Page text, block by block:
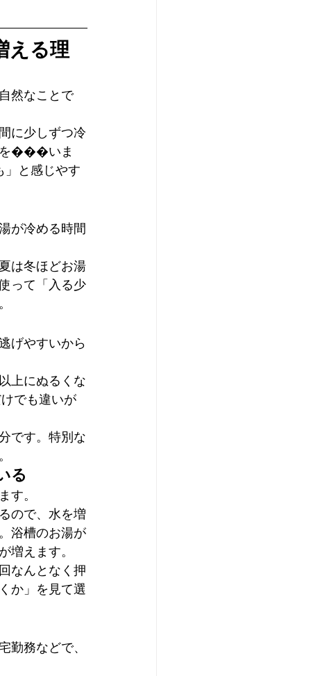
える理
然なことで
に少しずつ冷
を���いま
」と感じやす
が冷める時間
は冬ほどお湯
って「入る少
げやすいから
上にぬるくな
でも違いが
です。特別な
る
す。
ので、水を増
浴槽のお湯が
増えます。
なんとなく押
か」を見て選
勤務などで、